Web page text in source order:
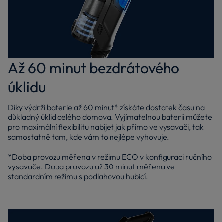
Až 60 minut bezdrátového
úklidu
Díky výdrži baterie až 60 minut* získáte dostatek času na
důkladný úklid celého domova. Vyjímatelnou baterii můžete
pro maximální flexibilitu nabíjet jak přímo ve vysavači, tak
samostatně tam, kde vám to nejlépe vyhovuje.
*Doba provozu měřena v režimu ECO v konfiguraci ručního
vysavače. Doba provozu až 30 minut měřena ve
standardním režimu s podlahovou hubicí.